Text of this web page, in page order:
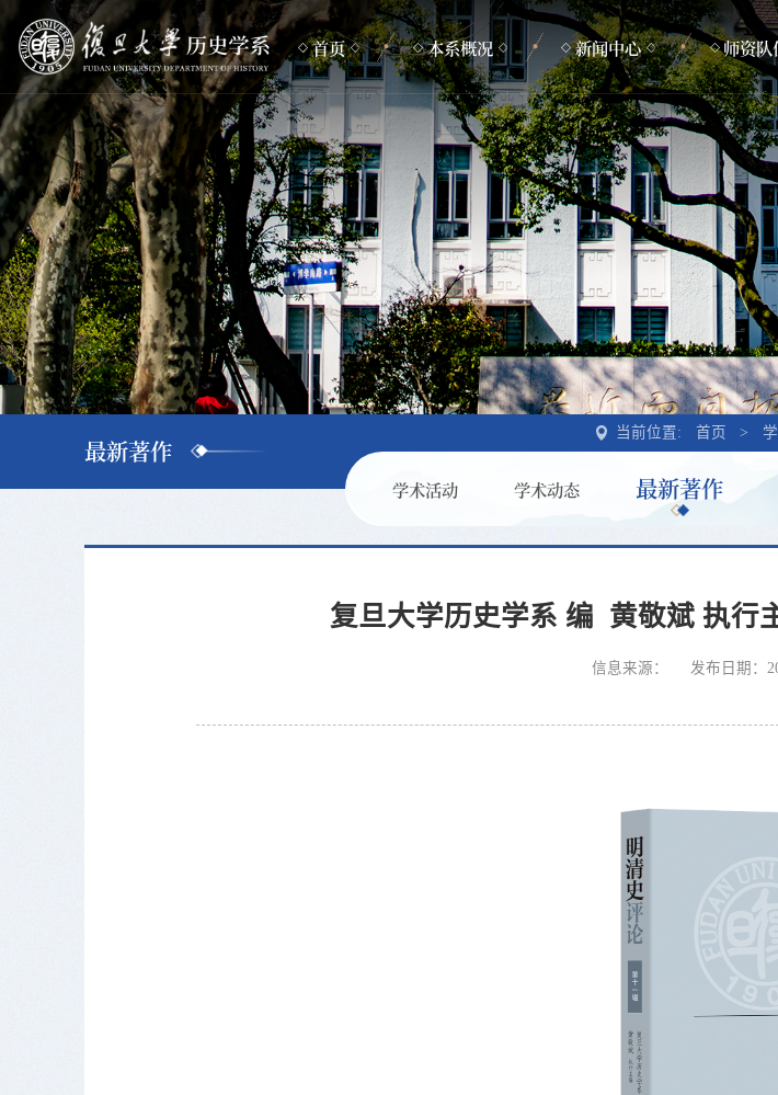
首页 本系概况
本系简介
组织机构
专业设置
联系方式
新闻中心
新闻动态
通知公告
师资队
在职教
管理支
荣休教
最新著作
当前位置: 首页 >
学术活动 学术动态 最新著作
复旦大学历史学系 编 黄敬斌 执行
信息来源： 发布日期：